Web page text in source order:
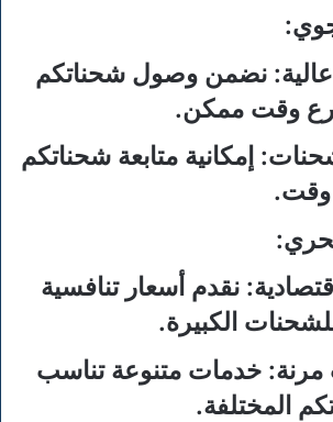
:
: نضمن وصول شحناتكم
وقت ممكن.
: إمكانية متابعة شحناتكم
:
: نقدم أسعار تنافسية
الكبيرة.
مرنة: خدمات متنوعة تناسب
المختلفة.